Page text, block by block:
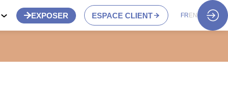
EXPOSER ESPACE CLIENT FR EN